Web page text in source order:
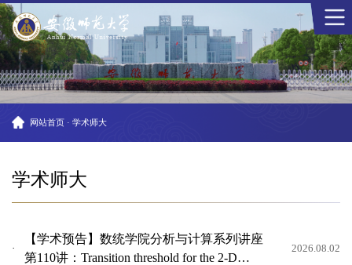
网站首页 · 学术师大
学术师大
【学术预告】数统学院分析与计算系列讲座
第110讲：Transition threshold for the 2-D
2026.08.02